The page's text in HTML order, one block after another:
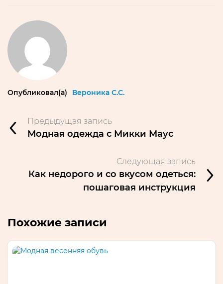
Опубликовал(а) Вероника С.С.
Предыдущая запись
Модная одежда с Микки Маус
Следующая запись
Как недорого и со вкусом одеться:
пошаговая инструкция
Похожие записи